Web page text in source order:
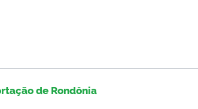
de Rondônia